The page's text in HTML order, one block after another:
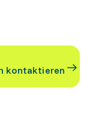
kontaktieren